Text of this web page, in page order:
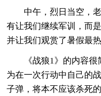
中午，烈日当空，
有让我们继续军训，而
并让我们观赏了暑假最
《战狼1》的内容
为在一次行动中自己的
子弹，将本不应该杀死